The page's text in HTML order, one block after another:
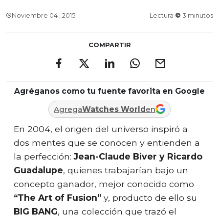
Noviembre 04 , 2015 Lectura 3 minutos
COMPARTIR
Agréganos como tu fuente favorita en Google
AgregaWatches Worlden
En 2004, el origen del universo inspiró a
dos mentes que se conocen y entienden a
la perfección:Jean-Claude Biver y Ricardo
Guadalupe, quienes trabajarían bajo un
concepto ganador, mejor conocido como
“The Art of Fusion” y, producto de ello su
BIG BANG, una colección que trazó el